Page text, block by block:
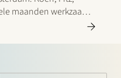
maanden werkzaam